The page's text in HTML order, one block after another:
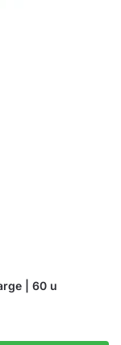
| 60 u